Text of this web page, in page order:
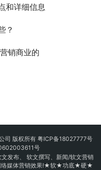
和详细信息
？
销商业的
司 版权所有 粤ICP备18027777号
号
文发布、 软文撰写、新闻/软文营销
络媒体营销效果!★软★功底★硬★